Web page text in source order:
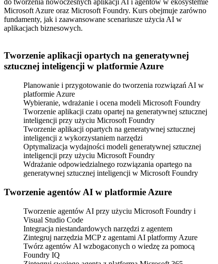
Microsoft Azure oraz Microsoft Foundry. Kurs obejmuje zarówno
fundamenty, jak i zaawansowane scenariusze użycia AI w
aplikacjach biznesowych.
Tworzenie aplikacji opartych na generatywnej
sztucznej inteligencji w platformie Azure
Planowanie i przygotowanie do tworzenia rozwiązań AI w
platformie Azure
Wybieranie, wdrażanie i ocena modeli Microsoft Foundry
Tworzenie aplikacji czatu opartej na generatywnej sztucznej
inteligencji przy użyciu Microsoft Foundry
Tworzenie aplikacji opartych na generatywnej sztucznej
inteligencji z wykorzystaniem narzędzi
Optymalizacja wydajności modeli generatywnej sztucznej
inteligencji przy użyciu Microsoft Foundry
Wdrażanie odpowiedzialnego rozwiązania opartego na
generatywnej sztucznej inteligencji w Microsoft Foundry
Tworzenie agentów AI w platformie Azure
Tworzenie agentów AI przy użyciu Microsoft Foundry i
Visual Studio Code
Integracja niestandardowych narzędzi z agentem
Zintegruj narzędzia MCP z agentami AI platformy Azure
Twórz agentów AI wzbogaconych o wiedzę za pomocą
Foundry IQ